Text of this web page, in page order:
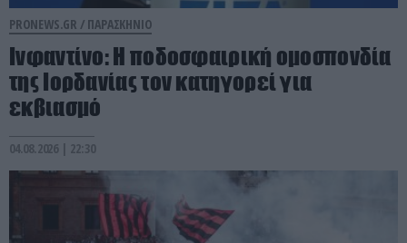
PRONEWS.GR / ΠΑΡΑΣΚΗΝΙΟ
Ινφαντίνο: Η ποδοσφαιρική ομοσπονδία
της Ιορδανίας τον κατηγορεί για
εκβιασμό
04.08.2026 | 22:30